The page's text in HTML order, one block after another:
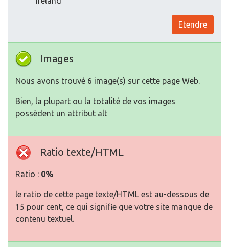
Etendre
Images
Nous avons trouvé 6 image(s) sur cette page Web.
Bien, la plupart ou la totalité de vos images
possèdent un attribut alt
Ratio texte/HTML
Ratio : 0%
le ratio de cette page texte/HTML est au-dessous de
15 pour cent, ce qui signifie que votre site manque de
contenu textuel.